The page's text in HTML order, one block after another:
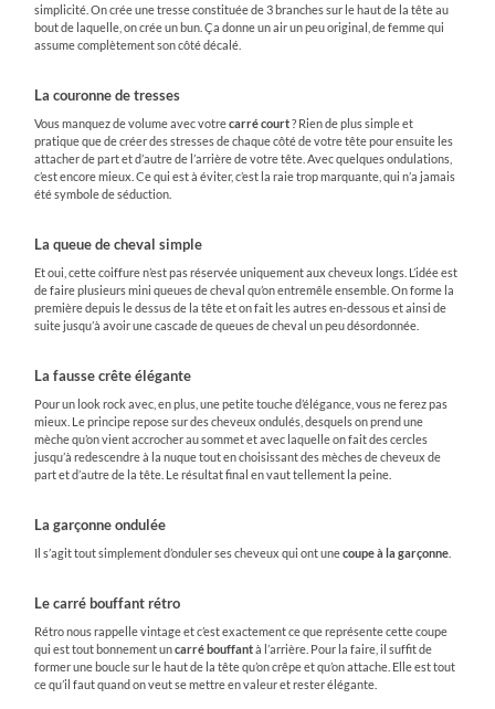
simplicité. On crée une tresse constituée de 3 branches sur le haut de la tête au
bout de laquelle, on crée un bun. Ça donne un air un peu original, de femme qui
assume complètement son côté décalé.
La couronne de tresses
Vous manquez de volume avec votrecarré court? Rien de plus simple et
pratique que de créer des stresses de chaque côté de votre tête pour ensuite les
attacher de part et d’autre de l’arrière de votre tête. Avec quelques ondulations,
c’est encore mieux. Ce qui est à éviter, c’est la raie trop marquante, qui n’a jamais
été symbole de séduction.
La queue de cheval simple
Et oui, cette coiffure n’est pas réservée uniquement aux cheveux longs. L’idée est
de faire plusieurs mini queues de cheval qu’on entremêle ensemble. On forme la
première depuis le dessus de la tête et on fait les autres en-dessous et ainsi de
suite jusqu’à avoir une cascade de queues de cheval un peu désordonnée.
La fausse crête élégante
Pour un look rock avec, en plus, une petite touche d’élégance, vous ne ferez pas
mieux. Le principe repose sur des cheveux ondulés, desquels on prend une
mèche qu’on vient accrocher au sommet et avec laquelle on fait des cercles
jusqu’à redescendre à la nuque tout en choisissant des mèches de cheveux de
part et d’autre de la tête. Le résultat final en vaut tellement la peine.
La garçonne ondulée
Il s’agit tout simplement d’onduler ses cheveux qui ont unecoupe à la garçonne
Le carré bouffant rétro
Rétro nous rappelle vintage et c’est exactement ce que représente cette coupe
qui est tout bonnement uncarré bouffantà l’arrière. Pour la faire, il suffit de
former une boucle sur le haut de la tête qu’on crêpe et qu’on attache. Elle est tout
ce qu’il faut quand on veut se mettre en valeur et rester élégante.